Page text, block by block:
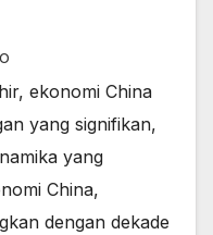
ekonomi China
yang signifikan,
yang
China,
dengan dekade